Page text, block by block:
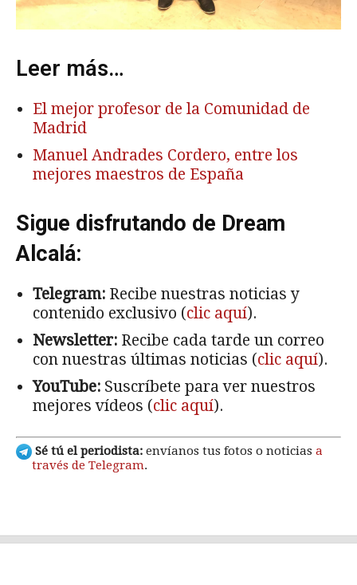
Leer más…
El mejor profesor de la Comunidad de
Madrid
Manuel Andrades Cordero, entre los
mejores maestros de España
Sigue disfrutando de Dream
Alcalá:
Telegram: Recibe nuestras noticias y
contenido exclusivo (clic aquí).
Newsletter: Recibe cada tarde un correo
con nuestras últimas noticias (clic aquí).
YouTube: Suscríbete para ver nuestros
mejores vídeos (clic aquí).
Sé tú el periodista: envíanos tus fotos o noticias a
través de Telegram.